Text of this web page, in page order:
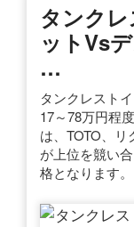
タンク
ットvs
…
タンクレスト
17～78万円程
は、TOTO、
が上位を競い
格となります。